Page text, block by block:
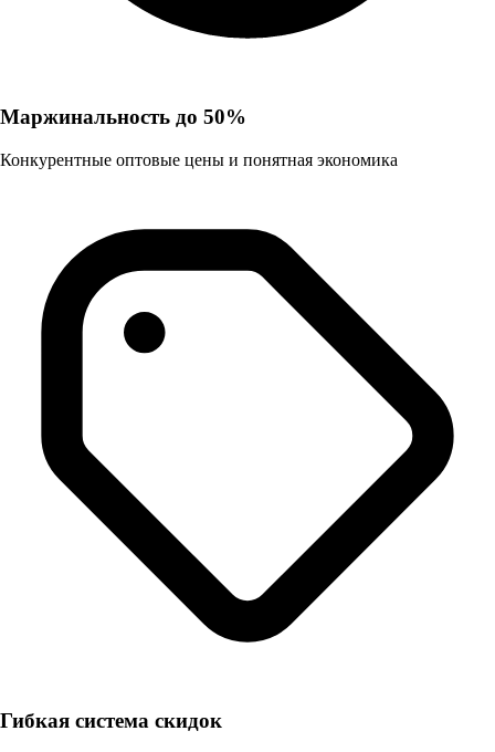
Маржинальность до 50%
Конкурентные оптовые цены и понятная экономика
Гибкая система скидок